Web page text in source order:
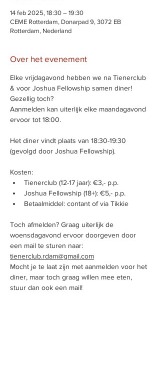
14 feb 2025, 18:30 – 19:30
CEME Rotterdam, Donarpad 9, 3072 EB
Rotterdam, Nederland
Over het evenement
Elke vrijdagavond hebben we na Tienerclub
& voor Joshua Fellowship samen diner!
Gezellig toch?
Aanmelden kan uiterlijk elke maandagavond
ervoor tot 18:00.
Het diner vindt plaats van 18:30-19:30
(gevolgd door Joshua Fellowship).
Kosten:
Tienerclub (12-17 jaar): €3,- p.p.
Joshua Fellowship (18+): €5,- p.p.
Betaalmiddel: contant of via Tikkie
Toch afmelden? Graag uiterlijk de
woensdagavond ervoor doorgeven door
een mail te sturen naar:
tienerclub.rdam@gmail.com
Mocht je te laat zijn met aanmelden voor het
diner, maar toch graag willen mee eten,
stuur dan ook een mail!